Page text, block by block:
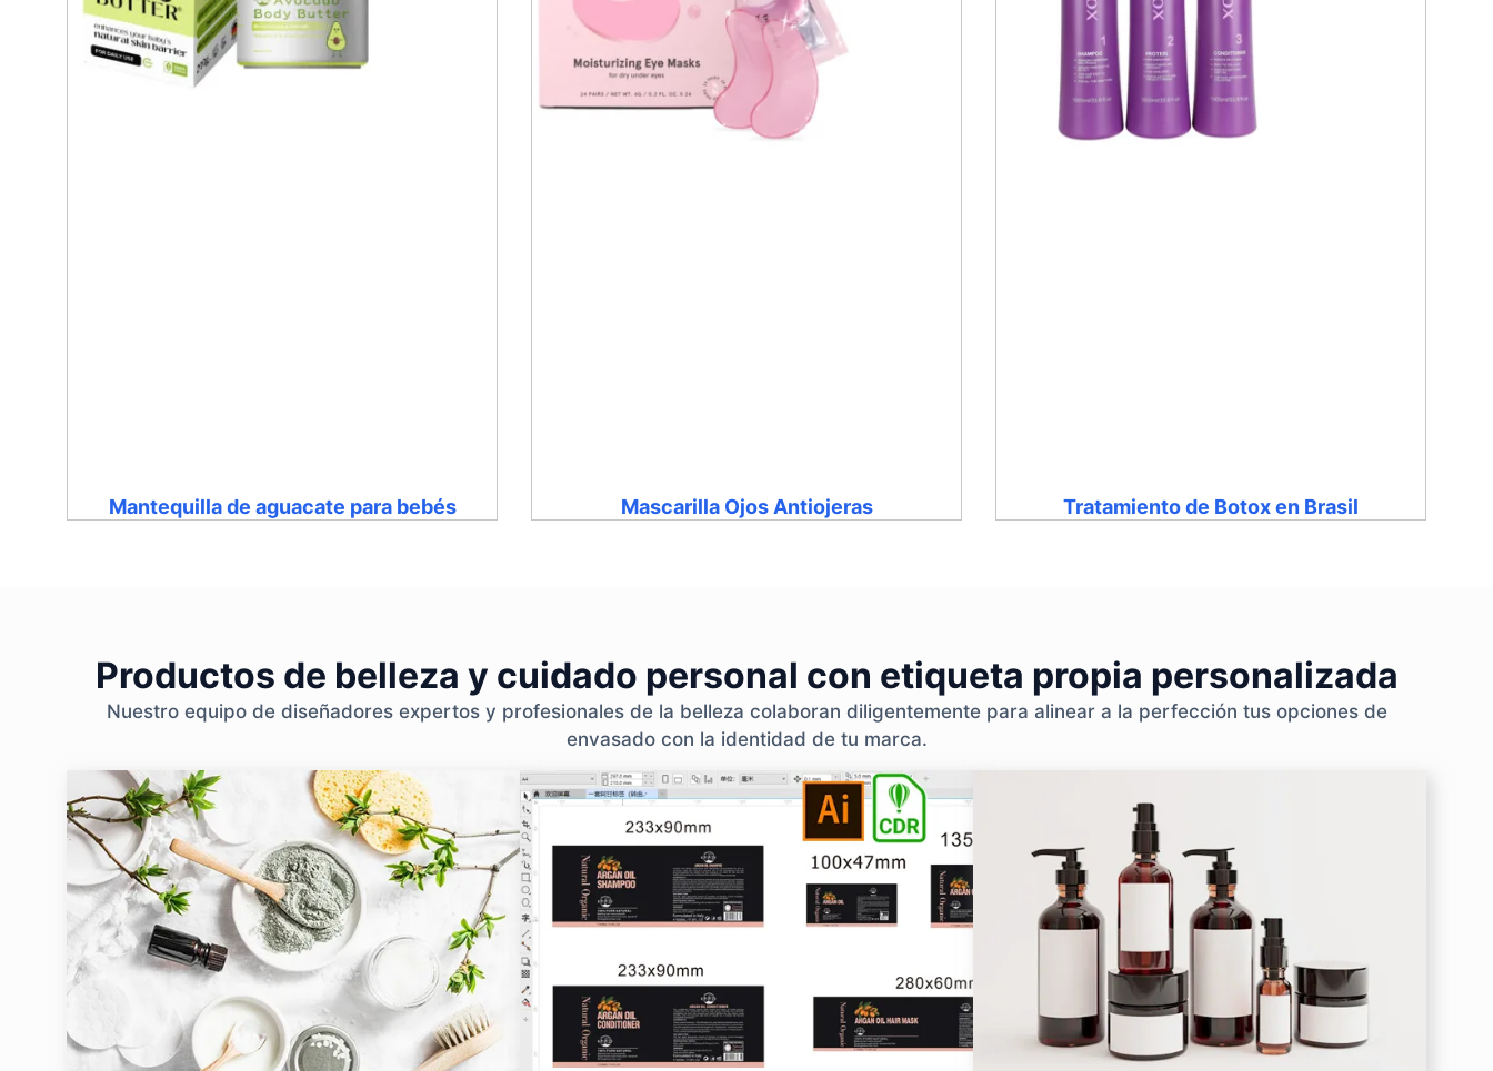
Mantequilla de aguacate para bebés Mascarilla Ojos Antiojeras Tratamiento de Botox en Brasil
Productos de belleza y cuidado personal con etiqueta propia personalizada
Nuestro equipo de diseñadores expertos y profesionales de la belleza colaboran diligentemente para alinear a la perfección tus opciones de
envasado con la identidad de tu marca.